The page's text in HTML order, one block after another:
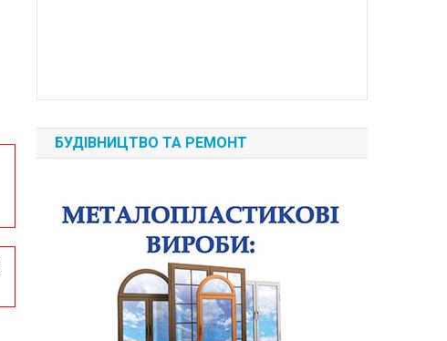
БУДІВНИЦТВО ТА РЕМОНТ